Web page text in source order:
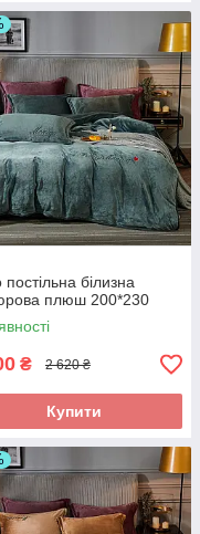
білизна
плюш 200*230
₴ 2 620 ₴
Купити